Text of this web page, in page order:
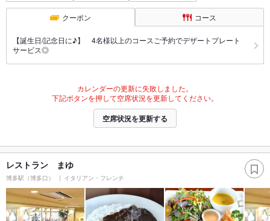
クーポン コース
【誕生日/記念日に♪】 4名様以上のコースご予約でデザートプレート
サービス◎
カレンダーの更新に失敗しました。
下記ボタンを押して空席状況を更新してください。
空席状況を更新する
レストラン まゆ
博多駅（博多口） イタリアン・フレンチ